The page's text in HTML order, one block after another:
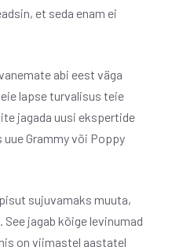
et seda enam ei
abi eest väga
lapse turvalisus teie
jagada uusi ekspertide
Grammy või Poppy
sujuvamaks muuta,
jagab kõige levinumad
on viimastel aastatel